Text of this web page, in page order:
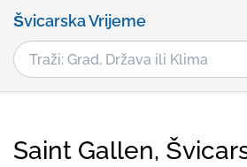
Švicarska Vrijeme
Saint Gallen,